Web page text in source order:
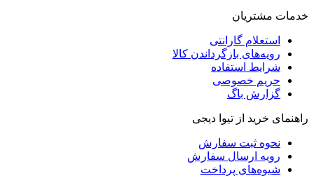
خدمات مشتریان
استعلام گارانتی
رویه‌های بازگرداندن کالا
شرایط استفاده
حریم خصوصی
گزارش باگ
راهنمای خرید از تیوا دیجی
نحوه ثبت سفارش
رویه ارسال سفارش
شیوه‌های پرداخت